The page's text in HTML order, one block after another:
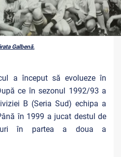
Galbenă.
a început să evolueze în
ce în sezonul 1992/93 a
B (Seria Sud) echipa a
în 1999 a jucat destul de
în partea a doua a